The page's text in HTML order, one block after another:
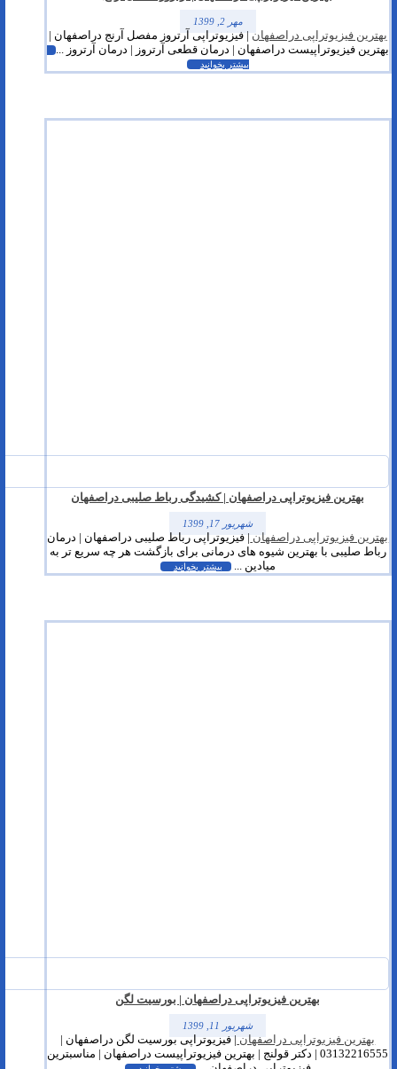
مهر 2, 1399
بهترین فیزیوتراپی دراصفهان | فیزیوتراپی آرتروز مفصل آرنج دراصفهان |
بهترین فیزیوتراپیست دراصفهان | درمان قطعی آرتروز | درمان آرتروز ...
بیشتر بخوانید
بهترین فیزیوتراپی دراصفهان | کشیدگی رباط صلیبی دراصفهان
شهریور 17, 1399
بهترین فیزیوتراپی دراصفهان | فیزیوتراپی رباط صلیبی دراصفهان | درمان
رباط صلیبی با بهترین شیوه های درمانی برای بازگشت هر چه سریع تر به
میادین ...
بیشتر بخوانید
بهترین فیزیوتراپی دراصفهان | بورسیت لگن
شهریور 11, 1399
بهترین فیزیوتراپی دراصفهان | فیزیوتراپی بورسیت لگن دراصفهان |
03132216555 | دکتر قولنج | بهترین فیزیوتراپیست دراصفهان | مناسبترین